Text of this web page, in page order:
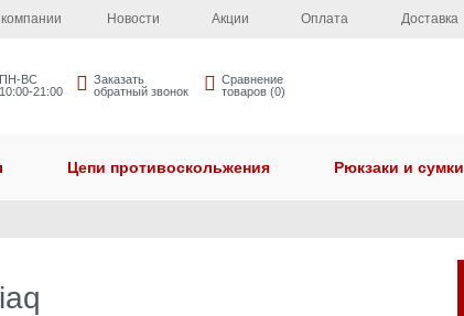
Новости Акции Оплата Доставка
ПН-ВС
10:00-21:00
Заказать
обратный звонок
Сравнение
товаров (0)
Цепи противоскольжения Рюкзаки и сумки